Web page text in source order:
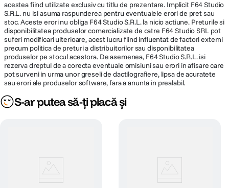
creeaza trasee
eficiente de
curatare in
locuinta, astfel
incat robotul sa
acopere inteligent
fiecare zona si sa
evite deplasarile
inutile.
ca eufy X10 Pro Omni sa
curete exact asa cum
doresti.
detecteaza un
covor, robotul
ridica automat
mopul cu 12 mm,
permitand
aspirarea eficienta
fara a uda
suprafata textila.
extinsa
Rezervorul de apa
Confidentialitate
sunt proiectate
pentru a curata
eficient pana
acestea fiind utilizate exclusiv cu titlu de prezentare. Implicit F64 Studio
S.R.L. nu isi asuma raspunderea pentru eventualele erori de pret sau
stoc. Aceste erori nu obliga F64 Studio S.R.L. la nicio actiune. Preturile si
disponibilitatea produselor comercializate de catre F64 Studio SRL pot
suferi modificari ulterioare, acest lucru fiind influentat de factori externi
precum politica de preturi a distribuitorilor sau disponibilitatea
produselor pe stocul acestora. De asemenea, F64 Studio S.R.L. isi
rezerva dreptul de a corecta eventuale omisiuni sau erori in afisare care
pot surveni in urma unor greseli de dactilografiere, lipsa de acuratete
sau erori ale produselor software, fara a anunta in prealabil.
S-ar putea să-ți placă și